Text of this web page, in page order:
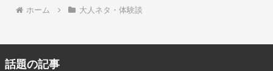
ホーム 大人ネタ・体験談
話題の記事